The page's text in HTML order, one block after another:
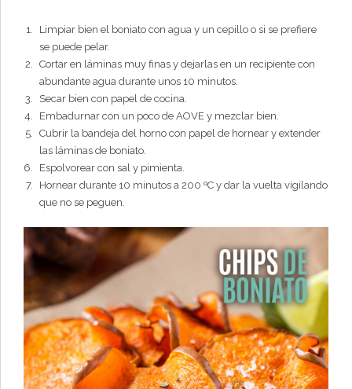
Limpiar bien el boniato con agua y un cepillo o si se prefiere
se puede pelar.
Cortar en láminas muy finas y dejarlas en un recipiente con
abundante agua durante unos 10 minutos.
Secar bien con papel de cocina.
Embadurnar con un poco de AOVE y mezclar bien.
Cubrir la bandeja del horno con papel de hornear y extender
las láminas de boniato.
Espolvorear con sal y pimienta.
Hornear durante 10 minutos a 200 ºC y dar la vuelta vigilando
que no se peguen.